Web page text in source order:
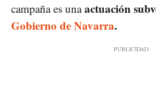
campaña es unaactuación
Gobierno de Navarra.